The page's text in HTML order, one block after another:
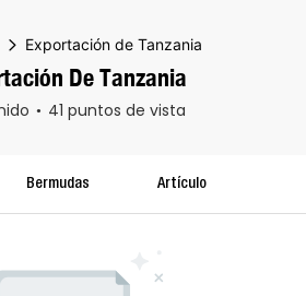
Exportación de Tanzania
De Tanzania
41 puntos de vista
Bermudas Artículo